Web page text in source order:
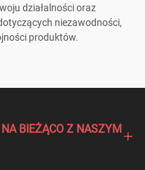
działalności oraz
niezawodności,
produktów.
BIEŻĄCO Z NASZYM